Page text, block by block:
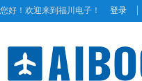
您好！欢迎来到福川电子！ 登录 |